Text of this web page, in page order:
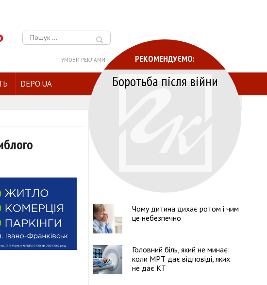
Пошук:
УМОВИ РЕКЛАМИ
DEPO.UA
РЕКОМЕНДУЄМО:
Боротьба після війни
Чому дитина дихає ротом і чим
це небезпечно
Головний біль, який не минає:
коли МРТ дає відповіді, яких
не дає КТ